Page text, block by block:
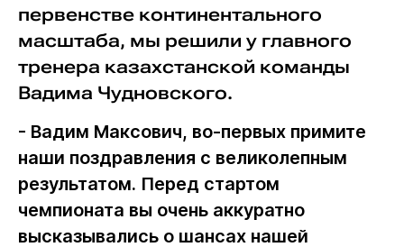
первенстве континентального
масштаба, мы решили у главного
тренера казахстанской команды
Вадима Чудновского.
- Вадим Максович, во-первых примите
наши поздравления с великолепным
результатом. Перед стартом
чемпионата вы очень аккуратно
высказывались о шансах нашей